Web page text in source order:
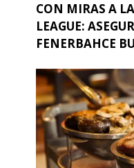
CON MIRAS A
LEAGUE:
FENERBAHCE